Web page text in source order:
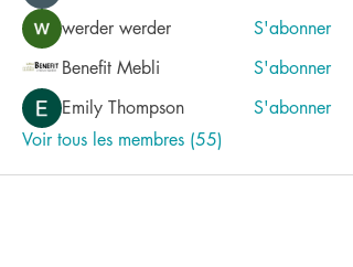
werder werder
S'abonner
Benefit Mebli
S'abonner
Emily Thompson
S'abonner
Voir tous les membres (55)